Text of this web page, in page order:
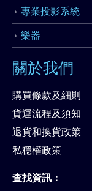
專業投影系統
樂器
關於我們
購買條款及細則
貨運流程及須知
退貨和換貨政策
私穩權政策
查找資訊：